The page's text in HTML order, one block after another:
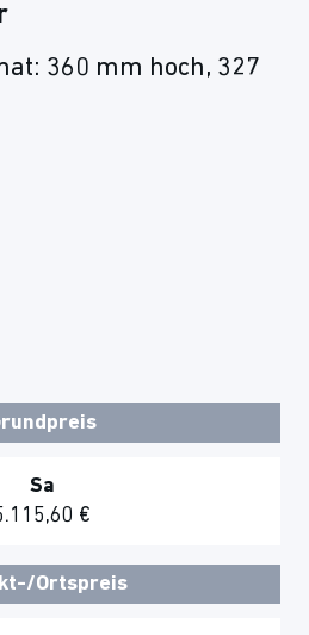
360 mm hoch, 327
Sa
€
Ortspreis